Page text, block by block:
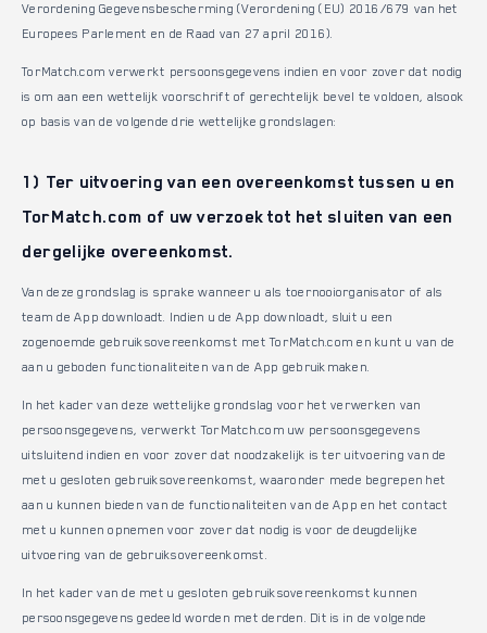
Verordening Gegevensbescherming (Verordening (EU) 2016/679 van het
Europees Parlement en de Raad van 27 april 2016).
TorMatch.com verwerkt persoonsgegevens indien en voor zover dat nodig
is om aan een wettelijk voorschrift of gerechtelijk bevel te voldoen, alsook
op basis van de volgende drie wettelijke grondslagen:
1) Ter uitvoering van een overeenkomst tussen u en
TorMatch.com of uw verzoek tot het sluiten van een
dergelijke overeenkomst.
Van deze grondslag is sprake wanneer u als toernooiorganisator of als
team de App downloadt. Indien u de App downloadt, sluit u een
zogenoemde gebruiksovereenkomst met TorMatch.com en kunt u van de
aan u geboden functionaliteiten van de App gebruikmaken.
In het kader van deze wettelijke grondslag voor het verwerken van
persoonsgegevens, verwerkt TorMatch.com uw persoonsgegevens
uitsluitend indien en voor zover dat noodzakelijk is ter uitvoering van de
met u gesloten gebruiksovereenkomst, waaronder mede begrepen het
aan u kunnen bieden van de functionaliteiten van de App en het contact
met u kunnen opnemen voor zover dat nodig is voor de deugdelijke
uitvoering van de gebruiksovereenkomst.
In het kader van de met u gesloten gebruiksovereenkomst kunnen
persoonsgegevens gedeeld worden met derden. Dit is in de volgende